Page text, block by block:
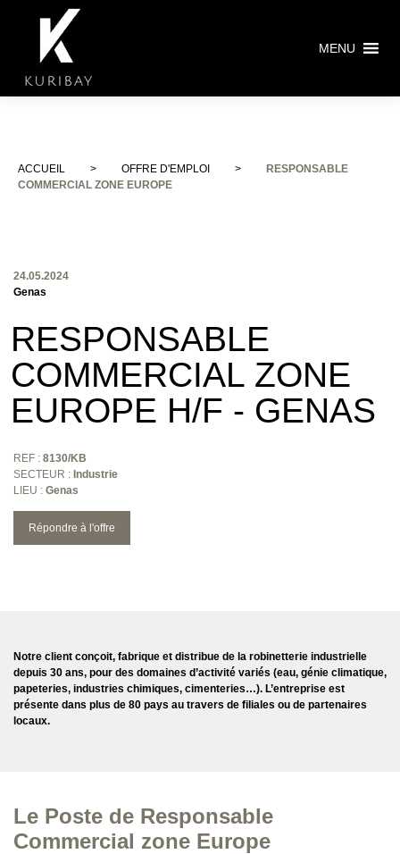
MENU
ACCUEIL > OFFRE D'EMPLOI >
RESPONSABLE
COMMERCIAL ZONE EUROPE
24.05.2024
Genas
RESPONSABLE
COMMERCIAL ZONE
EUROPE H/F - GENAS
REF : 8130/KB
SECTEUR : Industrie
LIEU : Genas
Répondre à l'offre
Notre client conçoit, fabrique et distribue de la robinetterie industrielle
depuis 30 ans, pour des domaines d’activité variés (eau, génie climatique,
papeteries, industries chimiques, cimenteries…). L’entreprise est
présente dans plus de 80 pays au travers de filiales ou de partenaires
locaux.
Le Poste de Responsable
Commercial zone Europe